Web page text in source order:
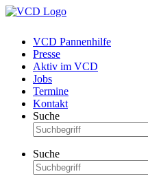
VCD Pannenhilfe
Presse
Aktiv im VCD
Jobs
Termine
Kontakt
Suche
Suche